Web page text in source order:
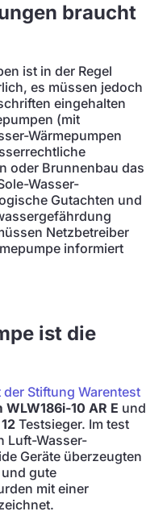
braucht
ist in der Regel
es müssen jedoch
eingehalten
(mit
Wärmepumpen
oder Brunnenbau das
Wasser-
Gutachten und
Netzbetreiber
informiert
ist die
Stiftung Warentest
10 AR E und
Testsieger. Im test
Luft-Wasser-
Geräte überzeugten
gute
mit einer